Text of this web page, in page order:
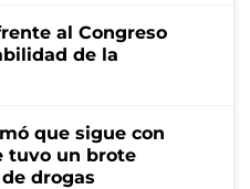
al Congreso
de la
que sigue con
tuvo un brote
drogas